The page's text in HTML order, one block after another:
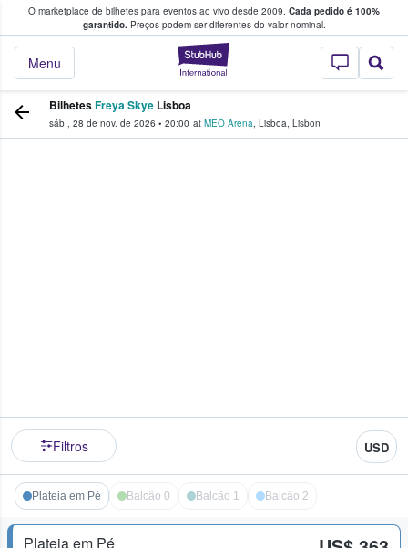
O marketplace de bilhetes para eventos ao vivo desde 2009. Cada pedido é 100%
garantido.Preços podem ser diferentes do valor nominal.
StubHub – onde
Menu
fãs compram e vendem bilhetes
BilhetesFreya Skye Lisboa
sáb., 28 de nov. de 2026 • 20:00 at MEO Arena, Lisboa, Lisbon
Filtros USD
Plateia em Pé Balcão 0 Balcão 1 Balcão 2
Plateia em Pé